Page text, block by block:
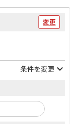
変更
条件を変更